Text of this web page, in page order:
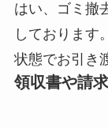
はい、ゴミ撤
しております
状態でお引き
領収書や請